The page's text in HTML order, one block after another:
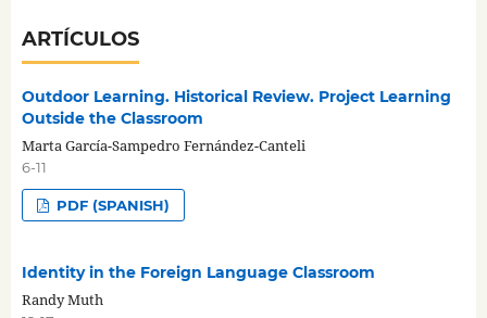
ARTÍCULOS
Outdoor Learning. Historical Review. Project Learning
Outside the Classroom
Marta García-Sampedro Fernández-Canteli
6-11
PDF (SPANISH)
Identity in the Foreign Language Classroom
Randy Muth